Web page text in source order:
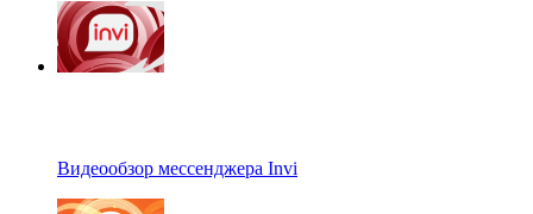
Видеообзор мессенджера Invi